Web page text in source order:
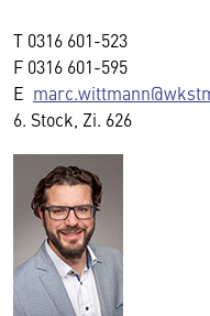
T 0316 601-523
F 0316 601-595
E
6. Stock, Zi. 626